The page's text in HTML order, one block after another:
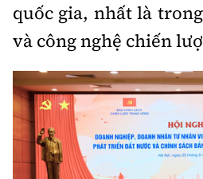
quốc gia, nhất là
và công nghệ chiến